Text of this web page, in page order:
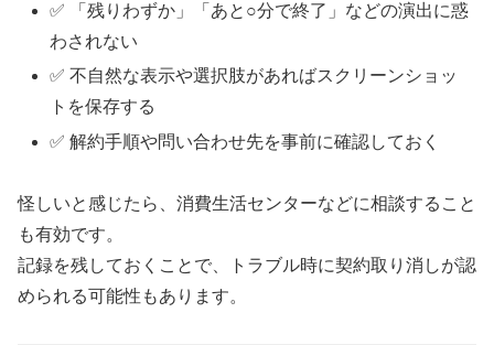
✅ 「残りわずか」「あと○分で終了」などの演出に惑
わされない
✅ 不自然な表示や選択肢があればスクリーンショッ
トを保存する
✅ 解約手順や問い合わせ先を事前に確認しておく
怪しいと感じたら、消費生活センターなどに相談すること
も有効です。
記録を残しておくことで、トラブル時に契約取り消しが認
められる可能性もあります。